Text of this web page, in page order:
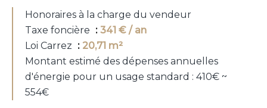
Honoraires à la charge du vendeur
Taxe foncière
341 € / an
Loi Carrez
20,71 m²
Montant estimé des dépenses annuelles
d'énergie pour un usage standard : 410€ ~
554€